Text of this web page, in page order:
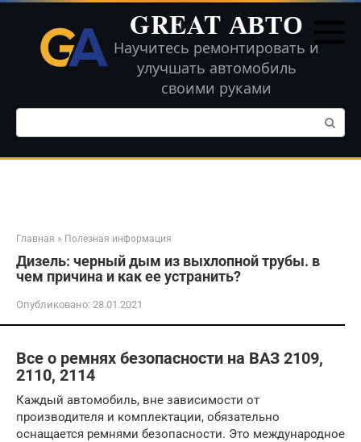
Перейти
контенту
GREAT АВТО
Научитесь ремонтировать и
улучшать автомобиль
своими руками
Поиск:
Главная » Полезная информация
Дизель: черный дым из выхлопной трубы. в
чем причина и как ее устранить?
Опубликовано: 28.01.2021
Все о ремнях безопасности на ВАЗ 2109,
2110, 2114
Каждый автомобиль, вне зависимости от
производителя и комплектации, обязательно
оснащается ремнями безопасности. Это международное